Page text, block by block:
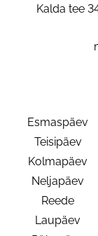
Kalda tee
Esmaspäev
Teisipäev
Kolmapäev
Neljapäev
Reede
Laupäev